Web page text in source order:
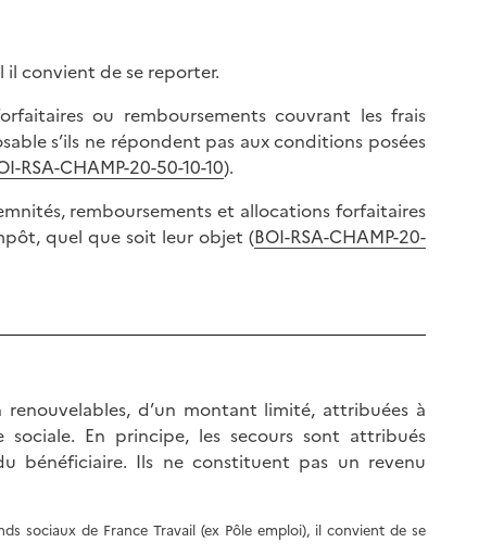
il convient de se reporter.
ou remboursements couvrant les frais
s’ils ne répondent pas aux conditions posées
RSA-CHAMP-20-50-10-10).
remboursements et allocations forfaitaires
quel que soit leur objet (BOI-RSA-CHAMP-20-
renouvelables, d’un montant limité, attribuées à
En principe, les secours sont attribués
bénéficiaire. Ils ne constituent pas un revenu
sociaux de France Travail (ex Pôle emploi), il convient de se